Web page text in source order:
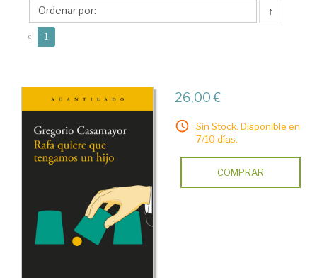
↑
« 1
26,00 €
Sin Stock. Disponible en
7/10 días.
COMPRAR